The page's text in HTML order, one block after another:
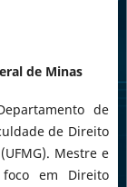
de Minas
de
de Direito
Mestre e
em Direito